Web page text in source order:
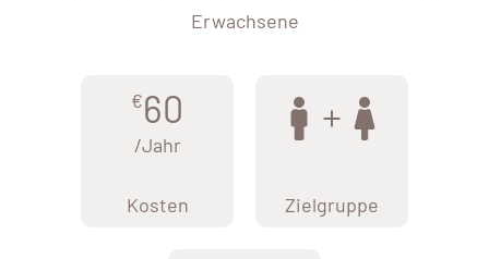
Erwachsene
€60
/Jahr
Kosten Zielgruppe